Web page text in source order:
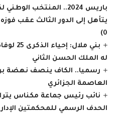
باريس 2024.. المنتخب
0)
بني
له الملك الحسن الثاني
رسميا.. الكاف ينصف نهضة
العاصمة الجزائري
نائب رئيس جماعة مكناس
الحدف الرسمي للمحكمتين